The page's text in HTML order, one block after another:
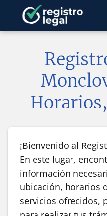
¡Bienvenido al
En este lugar,
información
ubicación, horarios
servicios ofrecidos,